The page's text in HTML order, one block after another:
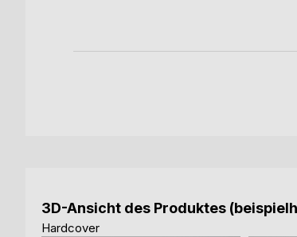
3D-Ansicht des Produktes
Hardcover